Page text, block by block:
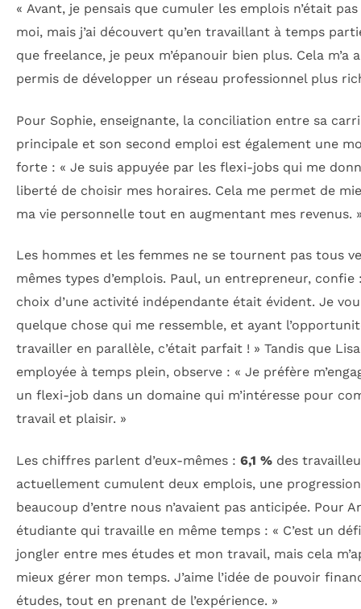
« Avant, je pensais que cumuler les emplois n’était
moi, mais j’ai découvert qu’en travaillant à temps
que freelance, je peux m’épanouir bien plus. Cela m’a
permis de développer un réseau professionnel plus
Pour Sophie, enseignante, la conciliation entre sa
principale et son second emploi est également une
forte : « Je suis appuyée par les flexi-jobs qui me
liberté de choisir mes horaires. Cela me permet de
ma vie personnelle tout en augmentant mes revenus.
Les hommes et les femmes ne se tournent pas tous
mêmes types d’emplois. Paul, un entrepreneur, confie
choix d’une activité indépendante était évident. Je
quelque chose qui me ressemble, et ayant
travailler en parallèle, c’était parfait ! » Tandis que
employée à temps plein, observe : « Je préfère
un flexi-job dans un domaine qui m’intéresse pour
travail et plaisir. »
Les chiffres parlent d’eux-mêmes : 6,1 % des
actuellement cumulent deux emplois, une
beaucoup d’entre nous n’avaient pas anticipée. Pour
étudiante qui travaille en même temps : « C’est un
jongler entre mes études et mon travail, mais cela
mieux gérer mon temps. J’aime l’idée de pouvoir
études, tout en prenant de l’expérience. »